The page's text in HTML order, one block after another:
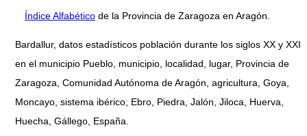
Índice Alfabético de la Provincia de Zaragoza en Aragón.
Bardallur, datos estadísticos población durante los siglos XX y XXI
en el municipio Pueblo, municipio, localidad, lugar, Provincia de
Zaragoza, Comunidad Autónoma de Aragón, agricultura, Goya,
Moncayo, sistema ibérico, Ebro, Piedra, Jalón, Jiloca, Huerva,
Huecha, Gállego, España.